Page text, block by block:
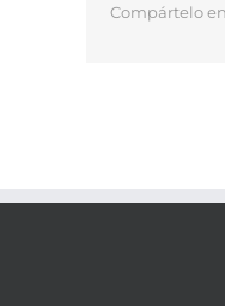
Compártelo